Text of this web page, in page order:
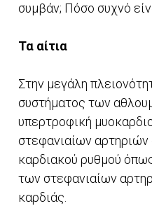
συμβάν; Πόσο συχνό
Τα αίτια
Στην μεγάλη
συστήματος των
υπερτροφική
στεφανιαίων αρτηριών
καρδιακού ρυθμού
των στεφανιαίων
καρδιάς.